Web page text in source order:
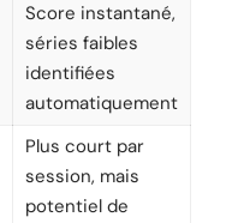
Score instantané,
séries faibles
identifiées
automatiquement
Plus court par
session, mais
potentiel de